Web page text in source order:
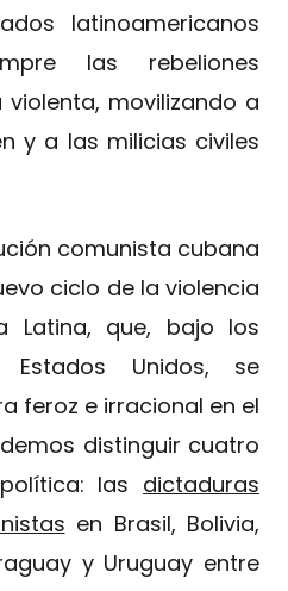
latinoamericanos
las rebeliones
movilizando a
y a las milicias civiles
comunista cubana
ciclo de la violencia
Latina, que, bajo los
Unidos, se
feroz e irracional en el
distinguir cuatro
las dictaduras
en Brasil, Bolivia,
y Uruguay entre